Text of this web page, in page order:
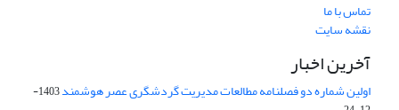
تماس با ما
نقشه سایت
آخرین اخبار
اولین شماره دو فصلنامه مطالعات مدیریت گردشگری عصر هوشمند
1403-